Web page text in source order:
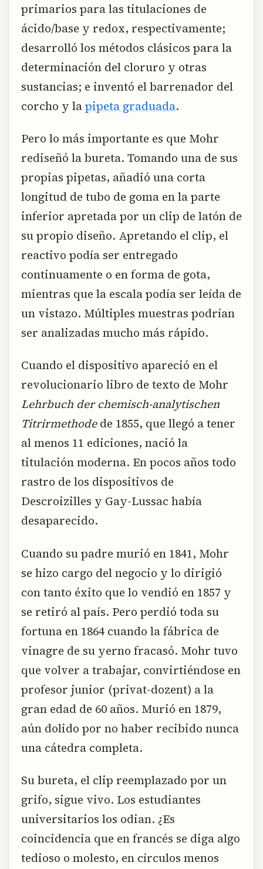
primarios para las titulaciones de
ácido/base y redox, respectivamente;
desarrolló los métodos clásicos para la
determinación del cloruro y otras
sustancias; e inventó el barrenador del
corcho y lapipeta graduada.
Pero lo más importante es que Mohr
rediseñó la bureta. Tomando una de sus
propias pipetas, añadió una corta
longitud de tubo de goma en la parte
inferior apretada por un clip de latón de
su propio diseño. Apretando el clip, el
reactivo podía ser entregado
continuamente o en forma de gota,
mientras que la escala podía ser leída de
un vistazo. Múltiples muestras podrían
ser analizadas mucho más rápido.
Cuando el dispositivo apareció en el
revolucionario libro de texto de Mohr
Lehrbuch der chemisch-analytischen
Titrirmethodede 1855, que llegó a tener
al menos 11 ediciones, nació la
titulación moderna. En pocos años todo
rastro de los dispositivos de
Descroizilles y Gay-Lussac había
desaparecido.
Cuando su padre murió en 1841, Mohr
se hizo cargo del negocio y lo dirigió
con tanto éxito que lo vendió en 1857 y
se retiró al país. Pero perdió toda su
fortuna en 1864 cuando la fábrica de
vinagre de su yerno fracasó. Mohr tuvo
que volver a trabajar, convirtiéndose en
profesor junior (privat-dozent) a la
gran edad de 60 años. Murió en 1879,
aún dolido por no haber recibido nunca
una cátedra completa.
Su bureta, el clip reemplazado por un
grifo, sigue vivo. Los estudiantes
universitarios los odian. ¿Es
coincidencia que en francés se diga algo
tedioso o molesto, en círculos menos